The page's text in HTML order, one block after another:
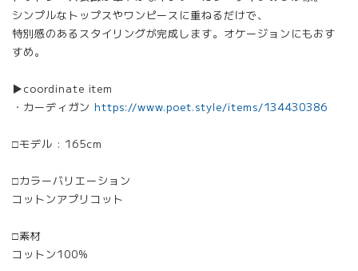
シンプルなトップスやワンピースに重ねるだけで、
特別感のあるスタイリングが完成します。オケージョンにもおす
すめ。
▶︎coordinate item
・カーディガン https://www.poet.style/items/134430386
□モデル : 165cm
□カラーバリエーション
コットンアプリコット
□素材
コットン100%